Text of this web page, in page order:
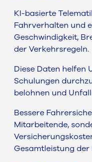
KI-basierte
Fahrverhalten und
Geschwindigkeit,
der Verkehrsregeln.
Diese Daten helfen
Schulungen
belohnen und
Bessere
Mitarbeitende,
Gesamtleistung der